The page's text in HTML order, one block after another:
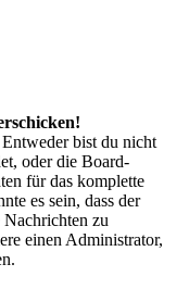
bist du nicht
oder die Board-
für das komplette
es sein, dass der
zu
einen Administrator,